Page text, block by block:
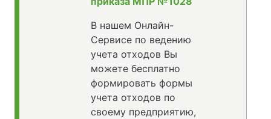
В нашем Онлайн-
Сервисе по ведению
учета отходов Вы
можете бесплатно
формировать формы
учета отходов по
своему предприятию,